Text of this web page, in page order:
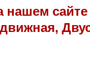
нашем